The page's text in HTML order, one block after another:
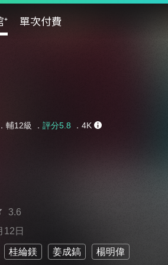
單次付費
輔12級 ． 評分5.8 ．4K
3.6
12日
桂綸鎂 姜成鎬 楊明偉